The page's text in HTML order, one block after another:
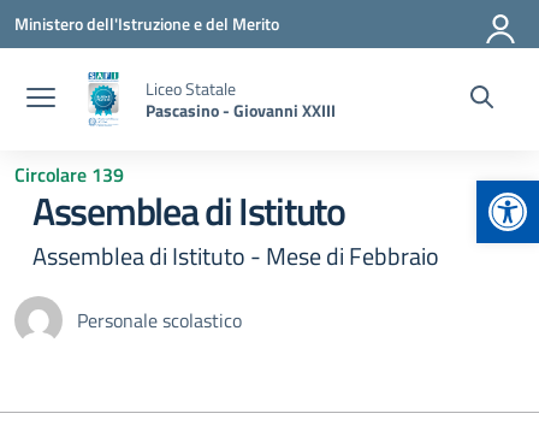
Vai ai contenuti
Vai al menu di navigazione
Vai al footer
Ministero dell'Istruzione e del Merito
Liceo Statale
Pascasino - Giovanni XXIII
Circolare 139
Assemblea di Istituto
Assemblea di Istituto - Mese di Febbraio
Personale scolastico